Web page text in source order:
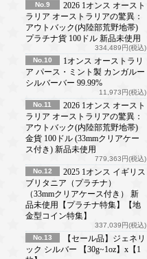
No.9
2026 1オンス オースト
ラリア オーストラリアの驚異：
アウトバック(内陸部荒野地帯)
プラチナ貨 100ドル 新品未使用
334,489円(税込)
No.10
1オンス オーストラリ
ア パース・ミント製 カンガルー
シルバーバー 99.99%
11,973円(税込)
No.11
2026 1オンス オースト
ラリア オーストラリアの驚異：
アウトバック(内陸部荒野地帯)
金貨 100ドル (33mmクリアケー
ス付き) 新品未使用
779,363円(税込)
No.12
2025 1オンス イギリス
ブリタニア（プラチナ）
（33mmクリアケース付き） 新
品未使用【プラチナ特集】【地
金型コイン特集】
337,039円(税込)
No.13
【セール品】ジェネリ
ック シルバー 【30g~1oz】x【1